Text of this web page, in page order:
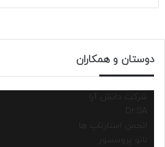
دوستان و همکاران
شرکت دانش آرا
انجمن استارتاپ ها
نانو پروسسور